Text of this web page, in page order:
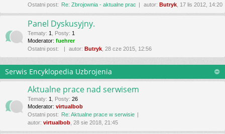
Ostatni post: Re: Zbrojownia - aktualne prac autor: Butryk , 17 lis 2012, 14:20
Panel Dyskusyjny.
Tematy: 1 Posty: 1
Moderator: fuehrer
Ostatni post:
autor: Butryk , 28 cze 2015, 12:56
Serwis Encyklopedia Uzbrojenia
Aktualne prace nad serwisem
Tematy: 1 Posty: 26
Moderator: virtualbob
Ostatni post: Re: Aktualne prace w serwisie
autor: virtualbob , 28 sie 2018, 21:45